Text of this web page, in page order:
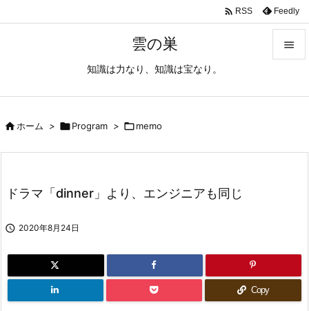
雲の巣
知識は力なり、知識は宝なり。

 RSS Feedly
ホーム > Program > memo
ドラマ「dinner」より、エンジニアも同じ
 2020年8月24日
Copy